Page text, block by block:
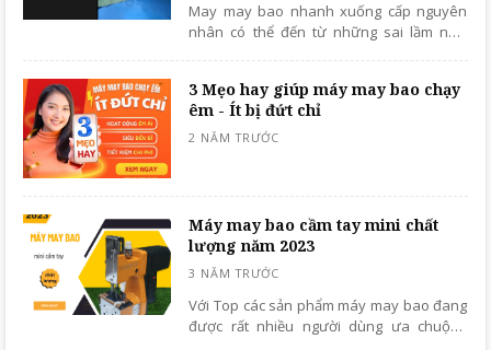
May may bao nhanh xuống cấp nguyên
nhân có thể đến từ những sai lầm như
để tránh lỗi và kéo dài tuổi thọ máy!
3 Mẹo hay giúp máy may bao chạy
êm - Ít bị đứt chỉ
Máy may bao cầm tay mini chất
lượng năm 2023
Với Top các sản phẩm máy may bao đang
được rất nhiều người dùng ưa chuộng